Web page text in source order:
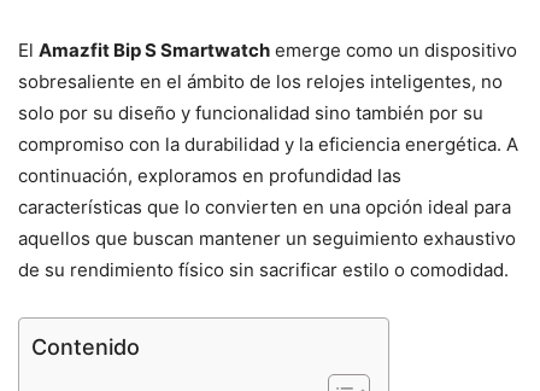
El Amazfit Bip S Smartwatch emerge como un dispositivo
sobresaliente en el ámbito de los relojes inteligentes, no
solo por su diseño y funcionalidad sino también por su
compromiso con la durabilidad y la eficiencia energética. A
continuación, exploramos en profundidad las
características que lo convierten en una opción ideal para
aquellos que buscan mantener un seguimiento exhaustivo
de su rendimiento físico sin sacrificar estilo o comodidad.
Contenido